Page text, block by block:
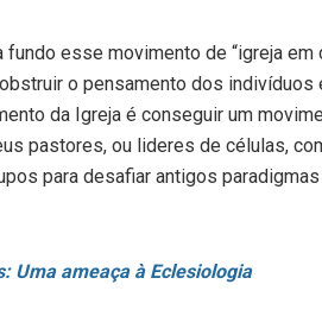
esse movimento de “igreja
o pensamento dos indivíduos
da Igreja é conseguir um
pastores, ou lideres de células,
para desafiar antigos
Uma ameaça à Eclesiologia